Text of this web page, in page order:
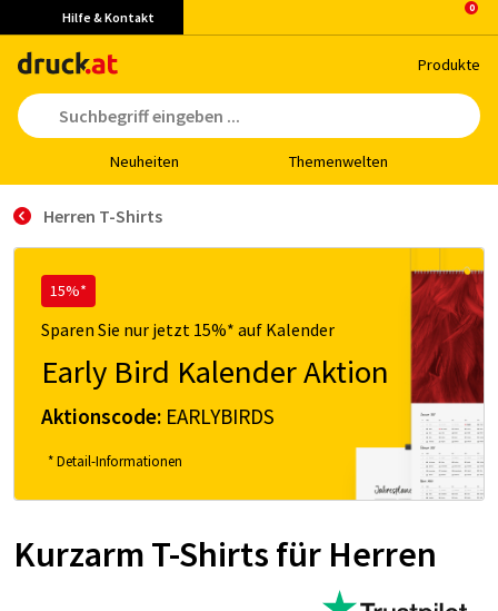
Hilfe & Kontakt
Pro­duk­te
Neu­hei­ten The­men­wel­ten
Herren T-Shirts
15%*
Sparen Sie nur jetzt 15%* auf Kalender
Early Bird Kalender Aktion
Aktionscode: EARLYBIRDS
* Detail-Informationen
Kurzarm T-Shirts für Herren